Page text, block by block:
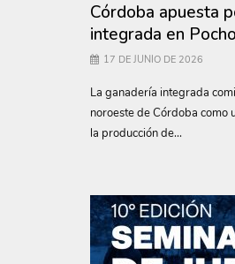
Córdoba apuesta
integrada en Pocho
17 DE JUNIO DE 2026
La ganadería integrada
noroeste de Córdoba
la producción de...